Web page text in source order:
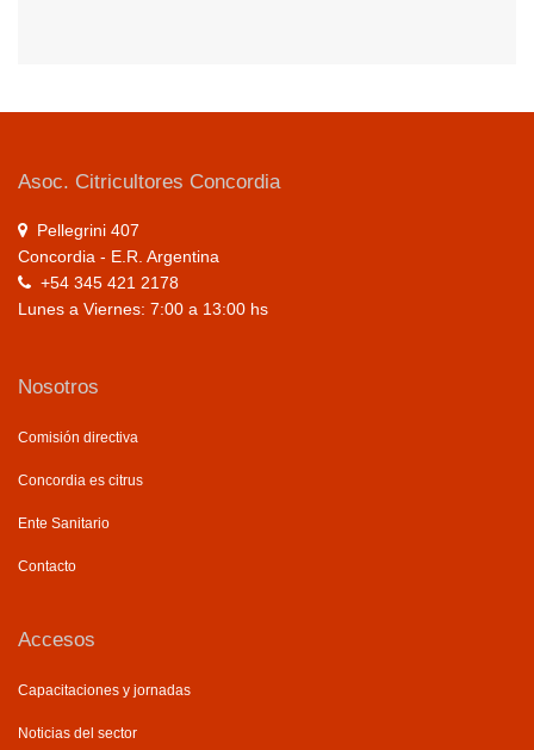
Asoc. Citricultores Concordia
Pellegrini 407
Concordia - E.R. Argentina
+54 345 421 2178
Lunes a Viernes: 7:00 a 13:00 hs
Nosotros
Comisión directiva
Concordia es citrus
Ente Sanitario
Contacto
Accesos
Capacitaciones y jornadas
Noticias del sector